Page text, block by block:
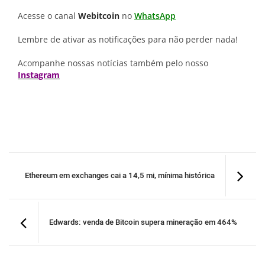
Acesse o canal Webitcoin no WhatsApp
Lembre de ativar as notificações para não perder nada!
Acompanhe nossas notícias também pelo nosso
Instagram
Ethereum em exchanges cai a 14,5 mi, mínima histórica
Edwards: venda de Bitcoin supera mineração em 464%